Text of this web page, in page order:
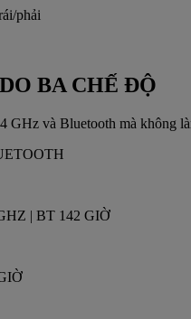
phải
BA CHẾ ĐỘ
GHz và Bluetooth mà không
| BT 142 GIỜ